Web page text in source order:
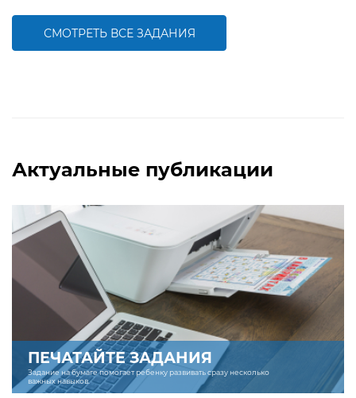
СМОТРЕТЬ ВСЕ ЗАДАНИЯ
Актуальные публикации
ПЕЧАТАЙТЕ ЗАДАНИЯ
Задание на бумаге помогает ребенку развивать сразу несколько
важных навыков.